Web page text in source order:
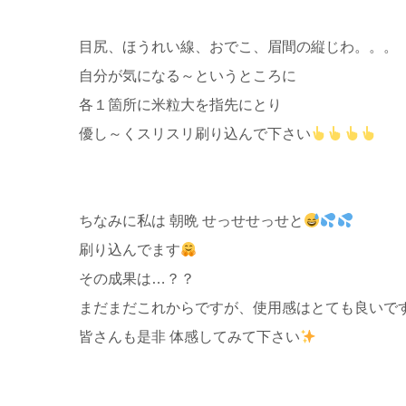
目尻、ほうれい線、おでこ、眉間の縦じわ。。。
自分が気になる～というところに
各１箇所に米粒大を指先にとり
優し～くスリスリ刷り込んで下さい
ちなみに私は 朝晩 せっせせっせと
刷り込んでます
その成果は…？？
まだまだこれからですが、使用感はとても良いで
皆さんも是非 体感してみて下さい